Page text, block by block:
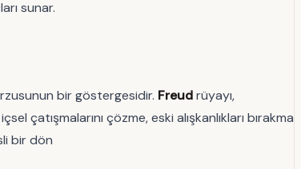
sunar.
bir göstergesidir. Freudrüyayı,
çatışmalarını çözme, eski alışkanlıkları bırakma
bir dön